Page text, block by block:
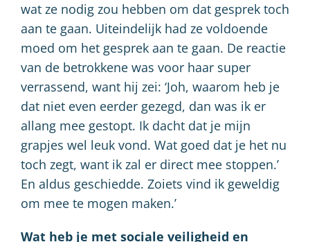
wat ze nodig zou hebben om dat gesprek toch
aan te gaan. Uiteindelijk had ze voldoende
moed om het gesprek aan te gaan. De reactie
van de betrokkene was voor haar super
verrassend, want hij zei: ‘Joh, waarom heb je
dat niet even eerder gezegd, dan was ik er
allang mee gestopt. Ik dacht dat je mijn
grapjes wel leuk vond. Wat goed dat je het nu
toch zegt, want ik zal er direct mee stoppen.’
En aldus geschiedde. Zoiets vind ik geweldig
om mee te mogen maken.’
Wat heb je met sociale veiligheid en